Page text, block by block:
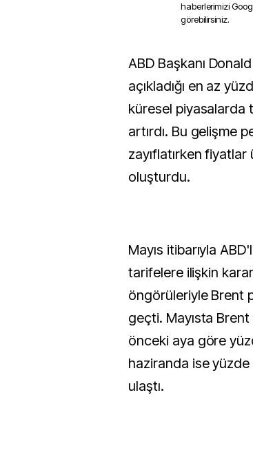
haberlerimizi
görebilirsiniz.
ABD Başkanı Donald Trump’ın 2 Nisan’da
açıkladığı en az
küresel piyasalarda
artırdı. Bu gelişme
zayıflatırken fiyatlar
oluşturdu.
Mayıs itibarıyla
tarifelere ilişkin
öngörüleriyle Brent
geçti. Mayısta
önceki aya göre
haziranda ise
ulaştı.